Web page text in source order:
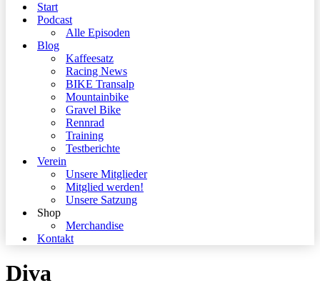
Start
Podcast
Alle Episoden
Blog
Kaffeesatz
Racing News
BIKE Transalp
Mountainbike
Gravel Bike
Rennrad
Training
Testberichte
Verein
Unsere Mitglieder
Mitglied werden!
Unsere Satzung
Shop
Merchandise
Kontakt
Diva